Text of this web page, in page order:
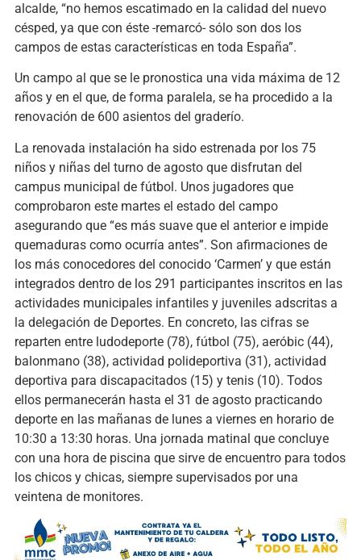
alcalde, “no hemos escatimado en la calidad del nuevo
césped, ya que con éste -remarcó- sólo son dos los
campos de estas características en toda España”.
Un campo al que se le pronostica una vida máxima de 12
años y en el que, de forma paralela, se ha procedido a la
renovación de 600 asientos del graderío.
La renovada instalación ha sido estrenada por los 75
niños y niñas del turno de agosto que disfrutan del
campus municipal de fútbol. Unos jugadores que
comprobaron este martes el estado del campo
asegurando que “es más suave que el anterior e impide
quemaduras como ocurría antes”. Son afirmaciones de
los más conocedores del conocido ‘Carmen’ y que están
integrados dentro de los 291 participantes inscritos en las
actividades municipales infantiles y juveniles adscritas a
la delegación de Deportes. En concreto, las cifras se
reparten entre ludodeporte (78), fútbol (75), aeróbic (44),
balonmano (38), actividad polideportiva (31), actividad
deportiva para discapacitados (15) y tenis (10). Todos
ellos permanecerán hasta el 31 de agosto practicando
deporte en las mañanas de lunes a viernes en horario de
10:30 a 13:30 horas. Una jornada matinal que concluye
con una hora de piscina que sirve de encuentro para todos
los chicos y chicas, siempre supervisados por una
veintena de monitores.